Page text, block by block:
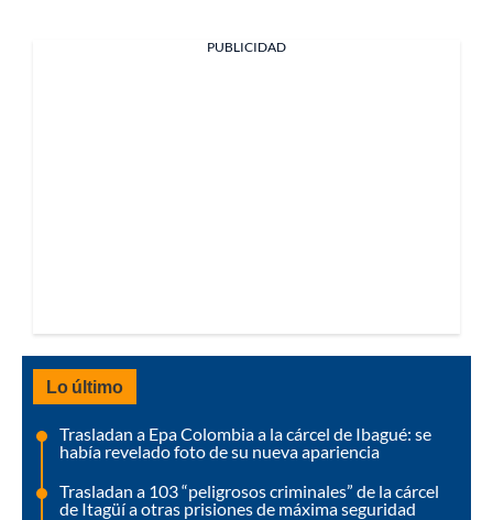
PUBLICIDAD
Lo último
Trasladan a Epa Colombia a la cárcel de Ibagué: se
había revelado foto de su nueva apariencia
Trasladan a 103 “peligrosos criminales” de la cárcel
de Itagüí a otras prisiones de máxima seguridad